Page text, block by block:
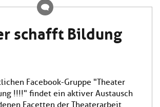
schafft Bildung
Facebook-Gruppe "Theater
!!!!" findet ein aktiver Austausch